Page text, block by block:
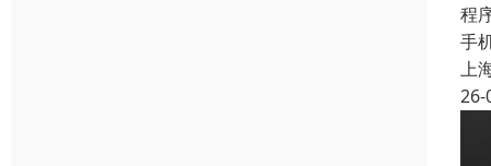
程
手
上
26-